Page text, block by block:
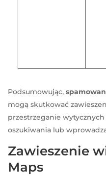
Podsumowując,
mogą skutkować
przestrzeganie
oszukiwania lub
Zawieszenie
Maps